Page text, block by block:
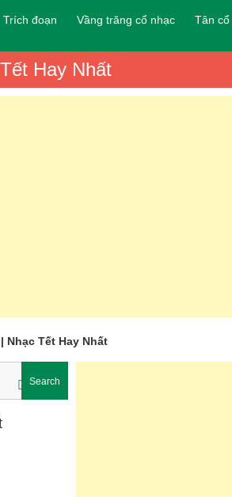
Trích đoạn Vầng trăng cổ nhạc Tân cổ
Hay Nhất
Nhạc Tết Hay Nhất
Search